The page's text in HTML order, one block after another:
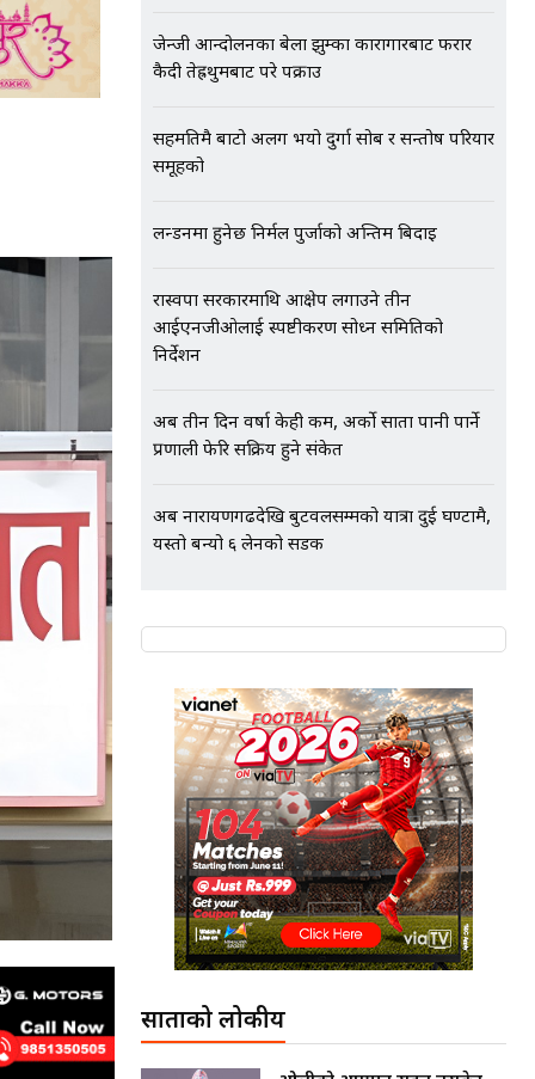
जेन्जी आन्दोलनका बेला झुम्का कारागारबाट फरार
कैदी तेह्रथुमबाट परे पक्राउ
सहमतिमै बाटो अलग भयो दुर्गा सोब र सन्तोष परियार
समूहको
लन्डनमा हुनेछ निर्मल पुर्जाको अन्तिम बिदाइ
रास्वपा सरकारमाथि आक्षेप लगाउने तीन
आईएनजीओलाई स्पष्टीकरण सोध्न समितिको
निर्देशन
अब तीन दिन वर्षा केही कम, अर्को साता पानी पार्ने
प्रणाली फेरि सक्रिय हुने संकेत
अब नारायणगढदेखि बुटवलसम्मको यात्रा दुई घण्टामै,
यस्तो बन्यो ६ लेनको सडक
साताको लोकप्रीय